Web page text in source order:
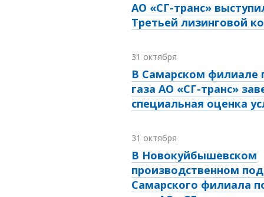
АО «СГ-транс»
Третьей лизинговой
31 октября
В Самарском филиале
газа АО «СГ-транс»
специальная оценка
31 октября
В Новокуйбышевском
производственном
Самарского филиала